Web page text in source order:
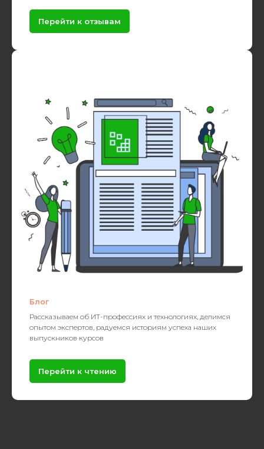
Перейти к отзывам
Блог
Рассказываем об ИТ-профессиях и технологиях, делимся
опытом экспертов, радуемся историям успеха наших
выпускников курсов
Перейти к чтению